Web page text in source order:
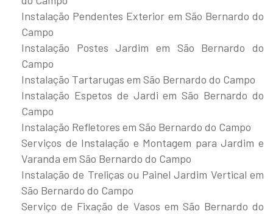
Instalação Pendentes Exterior em São Bernardo do
Campo
Instalação Postes Jardim em São Bernardo do
Campo
Instalação Tartarugas em São Bernardo do Campo
Instalação Espetos de Jardi em São Bernardo do
Campo
Instalação Refletores em São Bernardo do Campo
Serviços de Instalação e Montagem para Jardim e
Varanda em São Bernardo do Campo
Instalação de Treliças ou Painel Jardim Vertical em
São Bernardo do Campo
Serviço de Fixação de Vasos em São Bernardo do